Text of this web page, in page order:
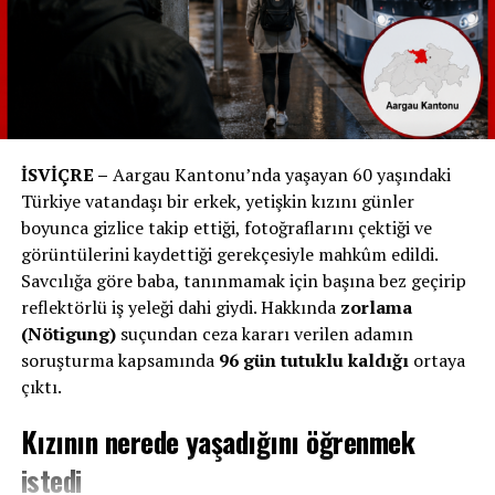
üzerinde yürüyüş yapmak, kasabanın tarihi
atmosferini hissetmenin en güzel yollarından
biridir. Bu yürüyüş, kasabanın ve gölün eşsiz
manzarasını sunar.
Murten’e ulaşım oldukça kolaydır. Bern veya
Fribourg’dan trenle Murten’e doğrudan ulaşmak
mümkündür. Tren yolculuğu, İsviçre’nin yeşil vadileri ve
göl manzaraları eşliğinde yaklaşık 30-40 dakika sürer.
Arabayla gelmeyi tercih edenler için otoban üzerinden
kısa bir yolculukla kasabaya ulaşılabilir. Toplu taşıma
kullanacak olanlar, Murten tren istasyonundan kasaba
merkezine kısa bir yürüyüş yapabilirler.
SONUÇ
Murten, İsviçre’nin tarihi ve doğal güzelliklerini bir
İSVİÇRE – Aargau Kantonu’nda yaşayan 60 yaşındaki
Türkiye vatandaşı bir erkek, yetişkin kızını günler
boyunca gizlice takip ettiği, fotoğraflarını çektiği ve
görüntülerini kaydettiği gerekçesiyle mahkûm edildi.
Savcılığa göre baba, tanınmamak için başına bez geçirip
reflektörlü iş yeleği dahi giydi. Hakkında zorlama
(Nötigung)suçundan ceza kararı verilen adamın
soruşturma kapsamında 96 gün tutuklu kaldığıortaya
çıktı.
Kızının nerede yaşadığını öğrenmek
istedi